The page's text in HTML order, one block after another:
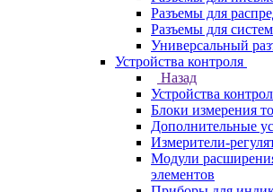
Разъемы для
Разъемы для
Универсальный
Устройства контроля
Назад
Устройства
Блоки измерения
Дополнительные
Измерители-
Модули
элементов